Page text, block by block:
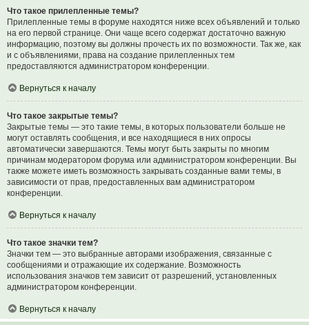
Что такое прилепленные темы?
Прилепленные темы в форуме находятся ниже всех объявлений и только
на его первой странице. Они чаще всего содержат достаточно важную
информацию, поэтому вы должны прочесть их по возможности. Так же, как
и с объявлениями, права на создание прилепленных тем
предоставляются администратором конференции.
Вернуться к началу
Что такое закрытые темы?
Закрытые темы — это такие темы, в которых пользователи больше не
могут оставлять сообщения, и все находящиеся в них опросы
автоматически завершаются. Темы могут быть закрыты по многим
причинам модератором форума или администратором конференции. Вы
также можете иметь возможность закрывать созданные вами темы, в
зависимости от прав, предоставленных вам администратором
конференции.
Вернуться к началу
Что такое значки тем?
Значки тем — это выбранные авторами изображения, связанные с
сообщениями и отражающие их содержание. Возможность
использования значков тем зависит от разрешений, установленных
администратором конференции.
Вернуться к началу